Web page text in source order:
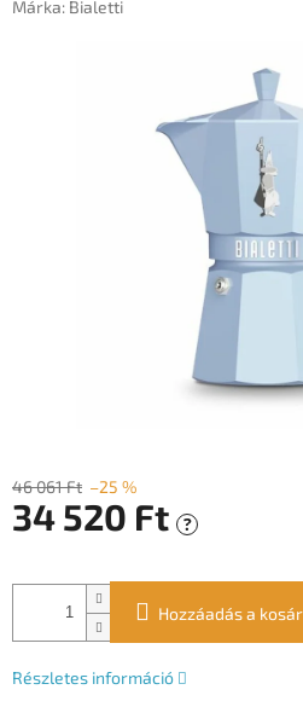
Márka: Bialetti
46 061 Ft –25 %
34 520 Ft ?
Hozzáadás a
Részletes információ